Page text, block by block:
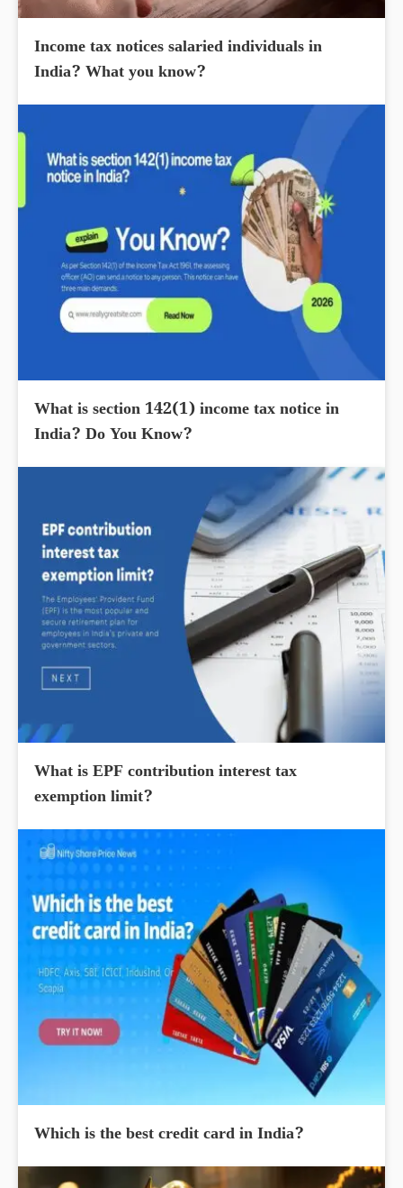
Income tax notices salaried individuals in
India? What you know?
What is section 142(1) income tax notice in
India? Do You Know?
What is EPF contribution interest tax
exemption limit?
Which is the best credit card in India?